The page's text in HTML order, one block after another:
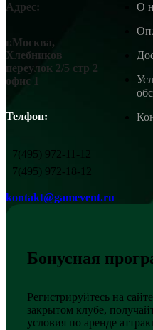
Адрес:
г.Москва,
Хлебников
переулок 2/5 стр 2
офис 1
Телфон:
+7(495) 972-11-12
+7(495) 972-18-12
kontakt@gamevent.ru
О
Бонусная
Регистрируйтесь на
закрытом клубе,
условия по аренде